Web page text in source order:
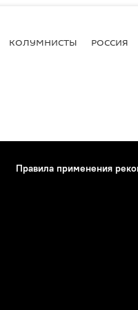
КОЛУМНИСТЫ РОССИЯ
Правила применения